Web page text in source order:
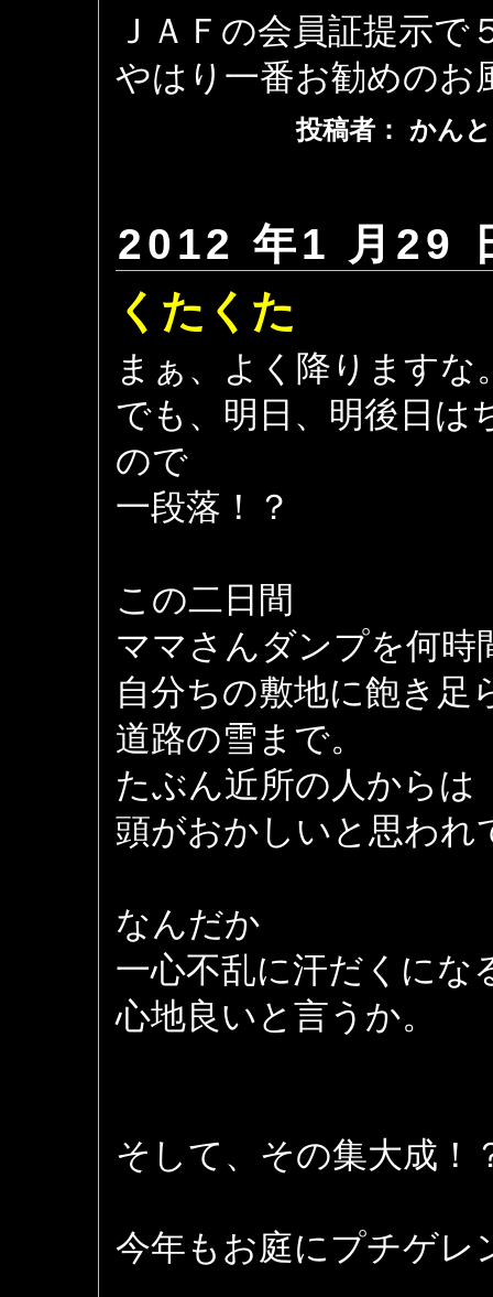
ＪＡＦの会員証提示で
やはり一番お勧めのお
投稿者： かん
2012 年1 月29
くたくた
まぁ、よく降りますな
でも、明日、明後日は
ので
一段落！？
この二日間
ママさんダンプを何時
自分ちの敷地に飽き足
道路の雪まで。
たぶん近所の人からは
頭がおかしいと思われ
なんだか
一心不乱に汗だくにな
心地良いと言うか。
そして、その集大成！
今年もお庭にプチゲレ